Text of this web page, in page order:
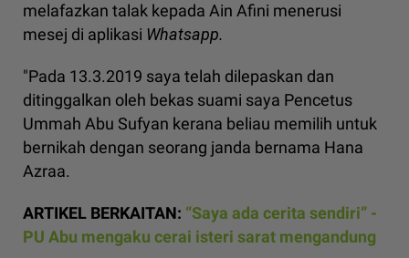
melafazkan talak kepada Ain Afini menerusi
mesej di aplikasi Whatsapp.
"Pada 13.3.2019 saya telah dilepaskan dan
ditinggalkan oleh bekas suami saya Pencetus
Ummah Abu Sufyan kerana beliau memilih untuk
bernikah dengan seorang janda bernama Hana
Azraa.
ARTIKEL BERKAITAN: “Saya ada cerita sendiri” -
PU Abu mengaku cerai isteri sarat mengandung